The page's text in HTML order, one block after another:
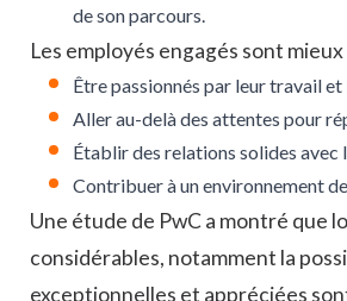
de son parcours.
Les employés engagés sont
Être passionnés par leur travail
Aller au-delà des attentes pour
Établir des relations solides avec
Contribuer à un environnement
Une étude de PwCa montré que
considérables, notamment la
exceptionnelles et appréciées